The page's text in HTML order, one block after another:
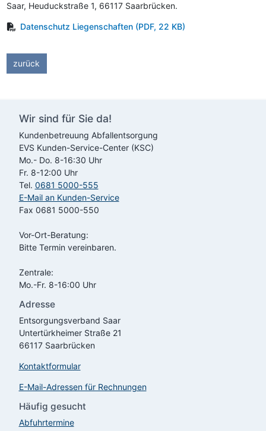
Saar, Heuduckstraße 1, 66117 Saarbrücken.
Datenschutz Liegenschaften(PDF, 22 KB)
zurück
Wir sind für Sie da!
Kundenbetreuung Abfallentsorgung
EVS Kunden-Service-Center (KSC)
Mo.- Do. 8-16:30 Uhr
Fr. 8-12:00 Uhr
Tel. 0681 5000-555
E-Mail an Kunden-Service
Fax 0681 5000-550
Vor-Ort-Beratung:
Bitte Termin vereinbaren.
Zentrale:
Mo.-Fr. 8-16:00 Uhr
Adresse
Entsorgungsverband Saar
Untertürkheimer Straße 21
66117 Saarbrücken
Kontaktformular
E-Mail-Adressen für Rechnungen
Häufig gesucht
Abfuhrtermine